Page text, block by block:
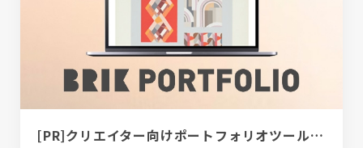
[PR]クリエイター向けポートフォリオツール｜BRIK PORTFOLIO